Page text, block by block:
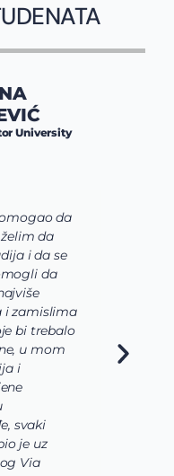
da
da
i da se
da
i zamislima
bi trebalo
u mom
i
svaki
je uz
Via
University